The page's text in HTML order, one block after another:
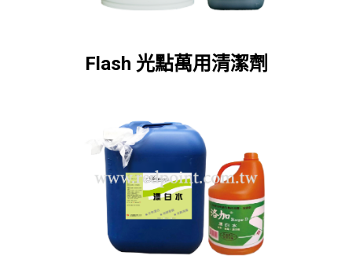
Flash 光點萬用清潔劑